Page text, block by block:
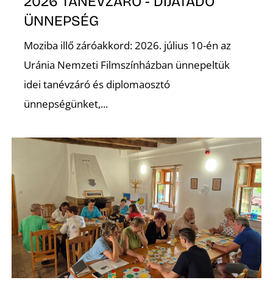
ÜNNEPSÉG
Moziba illő záróakkord: 2026. július 10-én az
Uránia Nemzeti Filmszínházban ünnepeltük
idei tanévzáró és diplomaosztó
ünnepségünket,...